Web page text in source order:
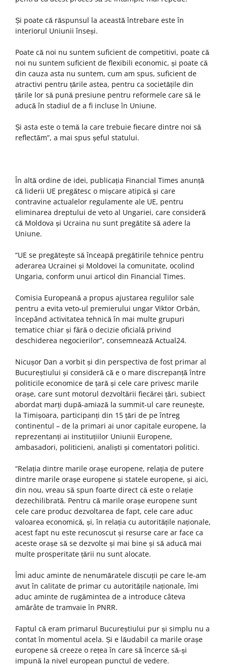
Și poate că răspunsul la această întrebare este în
interiorul Uniunii înseși.
Poate că noi nu suntem suficient de competitivi, poate că
noi nu suntem suficient de flexibili economic, și poate că
din cauza asta nu suntem, cum am spus, suficient de
atractivi pentru țările astea, pentru ca societățile din
țările lor să pună presiune pentru reformele care să le
aducă în stadiul de a fi incluse în Uniune.
Și asta este o temă la care trebuie fiecare dintre noi să
reflectăm”, a mai spus șeful statului.
În altă ordine de idei, publicația Financial Times anunță
că liderii UE pregătesc o mișcare atipică și care
contravine actualelor regulamente ale UE, pentru
eliminarea dreptului de veto al Ungariei, care consideră
că Moldova și Ucraina nu sunt pregătite să adere la
Uniune.
“UE se pregătește să înceapă pregătirile tehnice pentru
aderarea Ucrainei și Moldovei la comunitate, ocolind
Ungaria, conform unui articol din Financial Times.
Comisia Europeană a propus ajustarea regulilor sale
pentru a evita veto-ul premierului ungar Viktor Orbán,
începând activitatea tehnică în mai multe grupuri
tematice chiar și fără o decizie oficială privind
deschiderea negocierilor”, consemnează Actual24.
Nicușor Dan a vorbit și din perspectiva de fost primar al
Bucureștiului și consideră că e o mare discrepanță între
politicile economice de țară și cele care privesc marile
orașe, care sunt motorul dezvoltării fiecărei țări, subiect
abordat marți după-amiază la summit-ul care reunește,
la Timișoara, participanți din 15 țări de pe întreg
continentul – de la primari ai unor capitale europene, la
reprezentanți ai instituțiilor Uniunii Europene,
ambasadori, politicieni, analiști și comentatori politici.
“Relația dintre marile orașe europene, relația de putere
dintre marile orașe europene și statele europene, și aici,
din nou, vreau să spun foarte direct că este o relație
dezechilibrată. Pentru că marile orașe europene sunt
cele care produc dezvoltarea de fapt, cele care aduc
valoarea economică, și, în relația cu autoritățile naționale,
acest fapt nu este recunoscut și resurse care ar face ca
aceste orașe să se dezvolte și mai bine și să aducă mai
multe prosperitate țării nu sunt alocate.
Îmi aduc aminte de nenumăratele discuții pe care le-am
avut în calitate de primar cu autoritățile naționale, îmi
aduc aminte de rugămintea de a introduce câteva
amărâte de tramvaie în PNRR.
Faptul că eram primarul Bucureștiului pur și simplu nu a
contat în momentul acela. Și e lăudabil ca marile orașe
europene să creeze o rețea în care să încerce să-și
impună la nivel european punctul de vedere.